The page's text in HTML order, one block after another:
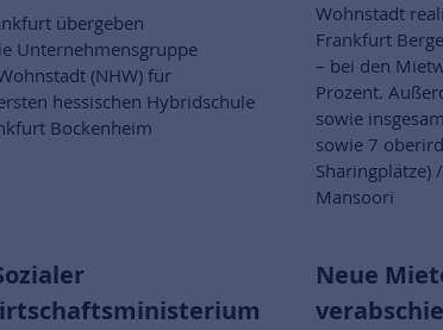
übergeben
Unternehmensgruppe
(NHW) für
hessischen Hybridschule
Bockenheim
Wohnstadt
Frankfurt
– bei den
Prozent.
sowie
sowie 7
Sharingplätze)
Mansoori
Neue